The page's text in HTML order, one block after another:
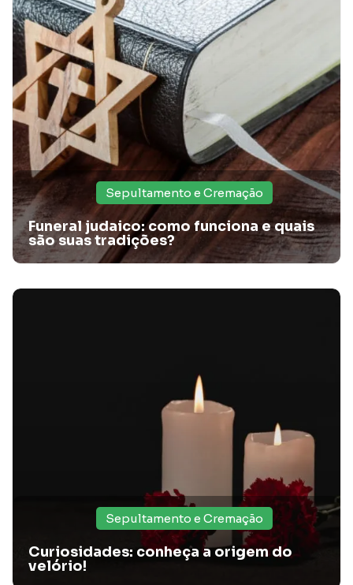
Diferentes modelos de caixão: Escolhendo com
Sepultamento e Cremação
Funeral judaico: como funciona e quais
são suas tradições?
Sepultamento e Cremação
Curiosidades: conheça a origem do
velório!